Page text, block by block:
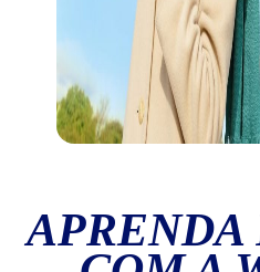
APRENDA